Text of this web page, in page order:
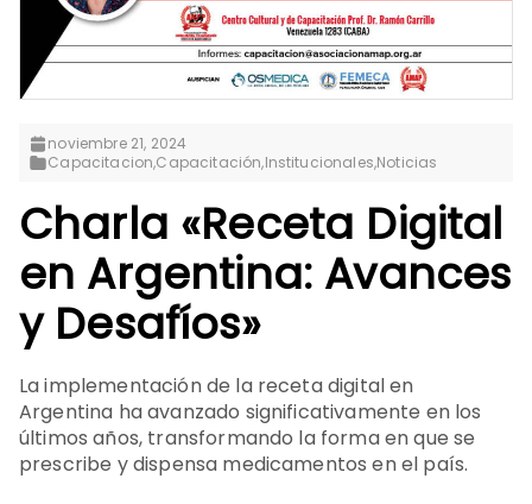
noviembre 21, 2024
Capacitacion,Capacitación,Institucionales,Noticias
Charla «Receta Digital
en Argentina: Avances
y Desafíos»
La implementación de la receta digital en
Argentina ha avanzado significativamente en los
últimos años, transformando la forma en que se
prescribe y dispensa medicamentos en el país.